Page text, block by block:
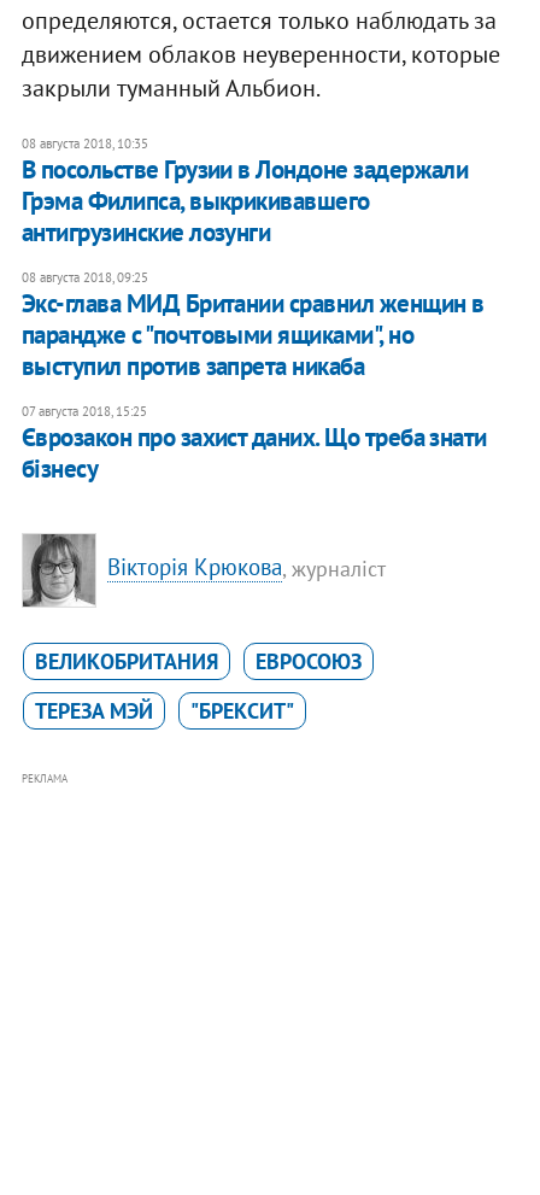
определяются, остается только наблюдать за
движением облаков неуверенности, которые
закрыли туманный Альбион.
08 августа 2018, 10:35
В посольстве Грузии в Лондоне задержали
Грэма Филипса, выкрикивавшего
антигрузинские лозунги
08 августа 2018, 09:25
Экс-глава МИД Британии сравнил женщин в
парандже с "почтовыми ящиками", но
выступил против запрета никаба
07 августа 2018, 15:25
Єврозакон про захист даних. Що треба знати
бізнесу
Вікторія Крюкова, журналіст
ВЕЛИКОБРИТАНИЯ
ЕВРОСОЮЗ
ТЕРЕЗА МЭЙ
"БРЕКСИТ"
РЕКЛАМА